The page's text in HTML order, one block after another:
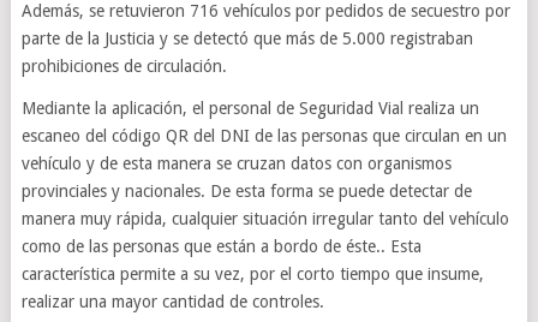
Además, se retuvieron 716 vehículos por pedidos de secuestro por
parte de la Justicia y se detectó que más de 5.000 registraban
prohibiciones de circulación.
Mediante la aplicación, el personal de Seguridad Vial realiza un
escaneo del código QR del DNI de las personas que circulan en un
vehículo y de esta manera se cruzan datos con organismos
provinciales y nacionales. De esta forma se puede detectar de
manera muy rápida, cualquier situación irregular tanto del vehículo
como de las personas que están a bordo de éste.. Esta
característica permite a su vez, por el corto tiempo que insume,
realizar una mayor cantidad de controles.